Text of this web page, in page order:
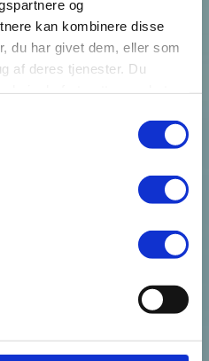
og
kan kombinere disse
du har givet dem, eller som
af deres tjenester. Du